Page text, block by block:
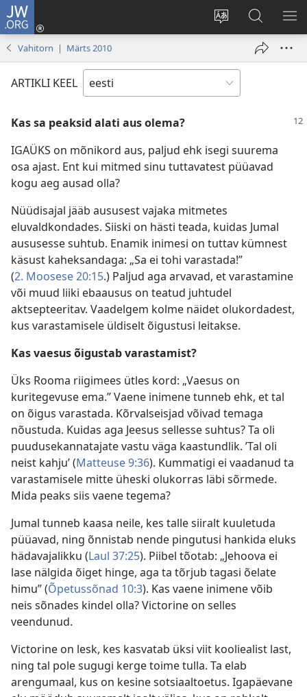
JW.ORG
Muuda
veebisaidi
Logi
sisse
akna)
Otsi
saidilt
JW.ORG
Vahitorn | Märts 2010
ARTIKLI KEEL
Kas sa peaksid alati aus olema?
IGAÜKS on mõnikord aus, paljud ehk isegi suurema
osa ajast. Ent kui mitmed sinu tuttavatest püüavad
kogu aeg ausad olla?
Nüüdisajal jääb aususest vajaka mitmetes
eluvaldkondades. Siiski on hästi teada, kuidas Jumal
aususesse suhtub. Enamik inimesi on tuttav kümnest
käsust kaheksandaga: „Sa ei tohi varastada!”
(2. Moosese 20:15.) Paljud aga arvavad, et varastamine
või muud liiki ebaausus on teatud juhtudel
aktsepteeritav. Vaadelgem kolme näidet olukordadest,
kus varastamisele üldiselt õigustusi leitakse.
Kas vaesus õigustab varastamist?
Üks Rooma riigimees ütles kord: „Vaesus on
kuritegevuse ema.” Vaene inimene tunneb ehk, et tal
on õigus varastada. Kõrvalseisjad võivad temaga
nõustuda. Kuidas aga Jeesus sellesse suhtus? Ta oli
puudusekannatajate vastu väga kaastundlik. ’Tal oli
neist kahju’ (Matteuse 9:36). Kummatigi ei vaadanud ta
varastamisele mitte üheski olukorras läbi sõrmede.
Mida peaks siis vaene tegema?
Jumal tunneb kaasa neile, kes talle siiralt kuuletuda
püüavad, ning õnnistab nende pingutusi hankida eluks
hädavajalikku (Laul 37:25). Piibel tõotab: „Jehoova ei
lase nälgida õiget hinge, aga ta tõrjub tagasi õelate
himu” (Õpetussõnad 10:3). Kas vaene inimene võib
neis sõnades kindel olla? Victorine on selles
veendunud.
Victorine on lesk, kes kasvatab üksi viit kooliealist last,
ning tal pole sugugi kerge toime tulla. Ta elab
arengumaal, kus on kesine sotsiaaltoetus. Igapäevane